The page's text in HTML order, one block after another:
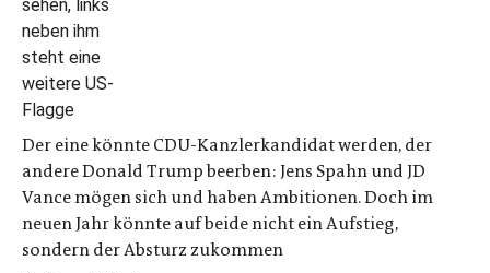
Der eine könnte CDU-Kanzlerkandidat werden, der
andere Donald Trump beerben: Jens Spahn und JD
Vance mögen sich und haben Ambitionen. Doch im
neuen Jahr könnte auf beide nicht ein Aufstieg,
sondern der Absturz zukommen